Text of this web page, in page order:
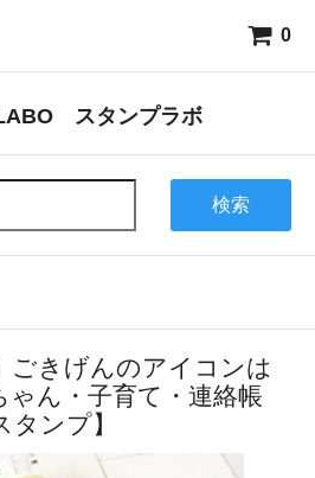
0
スタンプラボ
検索
ごきげんのアイコンは
ん・子育て・連絡帳
タンプ】